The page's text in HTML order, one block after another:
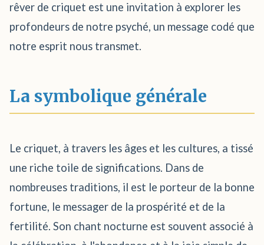
rêver de criquet est une invitation à explorer les
profondeurs de notre psyché, un message codé que
notre esprit nous transmet.
La symbolique générale
Le criquet, à travers les âges et les cultures, a tissé
une riche toile de significations. Dans de
nombreuses traditions, il est le porteur de la bonne
fortune, le messager de la prospérité et de la
fertilité. Son chant nocturne est souvent associé à